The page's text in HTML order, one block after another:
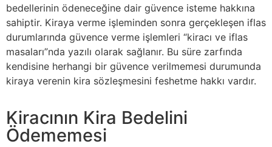
bedellerinin ödeneceğine dair güvence isteme hakkına
sahiptir. Kiraya verme işleminden sonra gerçekleşen iflas
durumlarında güvence verme işlemleri “kiracı ve iflas
masaları”nda yazılı olarak sağlanır. Bu süre zarfında
kendisine herhangi bir güvence verilmemesi durumunda
kiraya verenin kira sözleşmesini feshetme hakkı vardır.
Kiracının Kira Bedelini
Ödememesi